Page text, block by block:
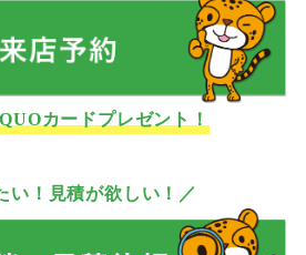
カードプレゼント！
い！見積が欲しい！／